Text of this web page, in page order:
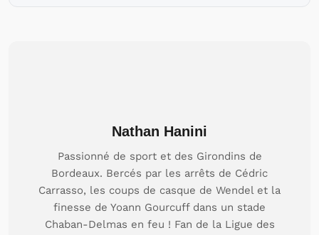
Nathan Hanini
Passionné de sport et des Girondins de
Bordeaux. Bercés par les arrêts de Cédric
Carrasso, les coups de casque de Wendel et la
finesse de Yoann Gourcuff dans un stade
Chaban-Delmas en feu ! Fan de la Ligue des